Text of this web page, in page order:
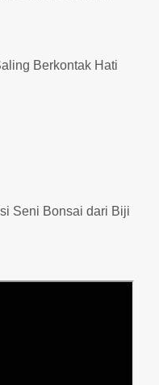
Berkontak Hati
Seni Bonsai dari Biji